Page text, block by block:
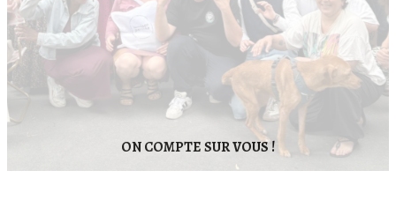
ON COMPTE SUR VOUS !